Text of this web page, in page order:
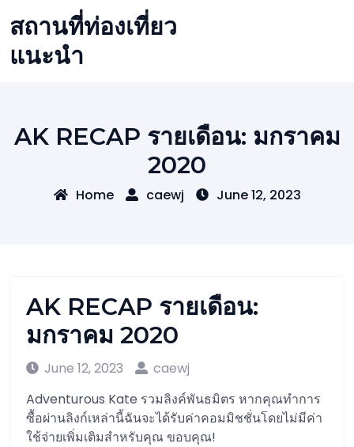
to
content
สถานที่ท่องเที่ยว
แนะนำ
AK RECAP รายเดือน: มกราคม
2020
Home caewj June 12, 2023
AK RECAP รายเดือน:
มกราคม 2020
June 12, 2023
caewj
Adventurous Kate รวมลิงค์พันธมิตร หากคุณทำการ
ซื้อผ่านลิงก์เหล่านี้ฉันจะได้รับค่าคอมมิชชั่นโดยไม่มีค่า
ใช้จ่ายเพิ่มเติมสำหรับคุณ ขอบคุณ!